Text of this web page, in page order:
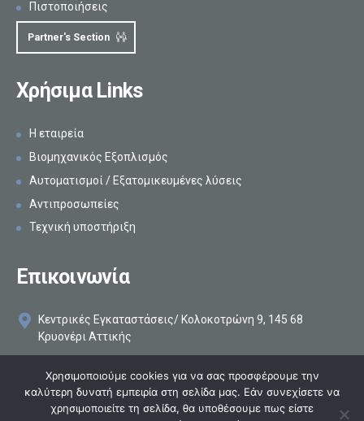
Πιστοποιήσεις
Partner's Section
Χρήσιμα Links
Η εταιρεία
Βιομηχανικός Εξοπλισμός
Αυτοματισμοί / Εξατομικευμένες λύσεις
Αντιπροσωπείες
Τεχνική υποστήριξη
Επικοινωνία
Κεντρικές Εγκαταστάσεις/ Κολοκοτρώνη 9, 145 68
Κρυονέρι Αττικής
info@makelis.com
Χρησιμοποιούμε cookies για να σας προσφέρουμε την
καλύτερη δυνατή εμπειρία στη σελίδα μας. Εάν συνεχίσετε να
χρησιμοποιείτε τη σελίδα, θα υποθέσουμε πως είστε